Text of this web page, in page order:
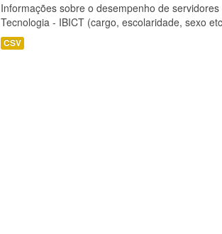
Informações sobre o desempenho de
Tecnologia - IBICT (cargo, escolaridade, sexo
CSV